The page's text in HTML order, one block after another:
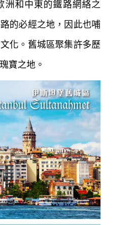
洲和中東的鐵路網絡之
的必經之地，因此也哺
化。舊城區聚集許多歷
寶之地。